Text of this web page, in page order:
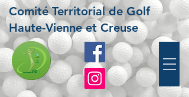
Comité Territorial de Golf
Haute-Vienne et Creuse